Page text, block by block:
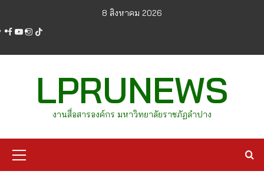
content
8 สิงหาคม 2026
facebook
youtube
instagram
tiktok
LPRUNEWS
งานสื่อสารองค์กร มหาวิทยาลัยราชภัฏลำปาง
Menu